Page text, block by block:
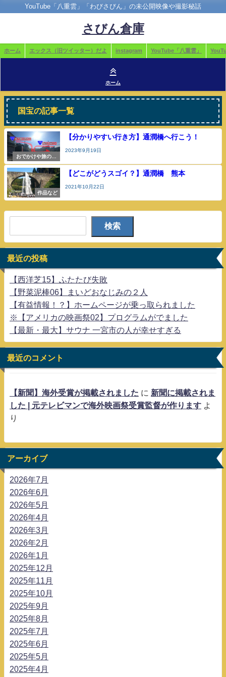
YouTube「八重雲」「わびさびん」の未公開映像や撮影秘話
さびん倉庫
ホーム エックス（旧ツイッター）だよ instagram YouTube「八重雲」
ホーム
国宝の記事一覧
おでかけや旅の参
考
【分かりやすい行き方】通潤橋へ行こう！
2023年9月19日
作品など
【どこがどうスゴイ？】通潤橋 熊本
2021年10月22日
検索
最近の投稿
【西洋芝15】ふたたび失敗
【野菜泥棒06】まいどおなじみの２人
【有益情報！？】ホームページが乗っ取られました
※【アメリカの映画祭02】プログラムがでました
【最新・最大】サウナ 一宮市の人が幸せすぎる
最近のコメント
【新聞】海外受賞が掲載されました に 新聞に掲載されま
した | 元テレビマンで海外映画祭受賞監督が作ります よ
り
アーカイブ
2026年7月
2026年6月
2026年5月
2026年4月
2026年3月
2026年2月
2026年1月
2025年12月
2025年11月
2025年10月
2025年9月
2025年8月
2025年7月
2025年6月
2025年5月
2025年4月